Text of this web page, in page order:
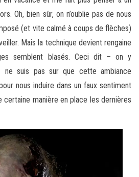
Oh, bien sûr, on n’oublie pas de nous
(et vite calmé à coups de flèches)
Mais la technique devient rengaine
semblent blasés. Ceci dit – on y
suis pas sur que cette ambiance
nous induire dans un faux sentiment
certaine manière en place les dernières